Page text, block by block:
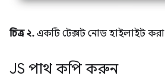
চিত্র ২. একটি টেক্সট নোড হাইলাইট করা
JS পাথ কপি করুন